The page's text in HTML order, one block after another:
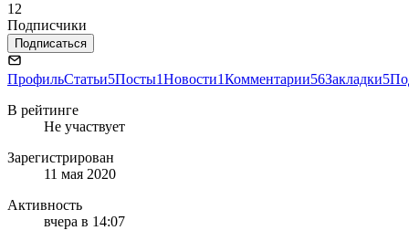
12
Подписчики
Подписаться
ПрофильСтатьи5Посты1Новости1Комментарии56Закладки5
В рейтинге
Не участвует
Зарегистрирован
11 мая 2020
Активность
вчера в 14:07